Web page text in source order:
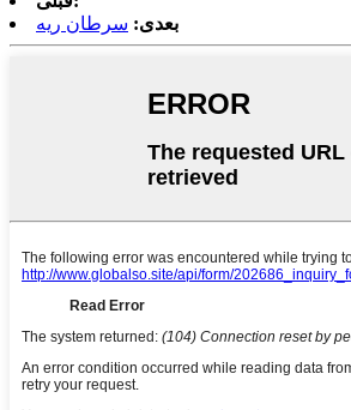
بعدی: سرطان ریه